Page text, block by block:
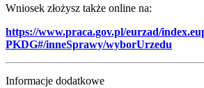
Wniosek złożysz także online na:
https://www.praca.gov.pl/eurzad/
PKDG#/inneSprawy/wyborUrzedu
Informacje dodatkowe